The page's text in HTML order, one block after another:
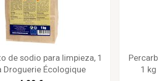
de sodio para limpieza, 1
Droguerie Écologique
1